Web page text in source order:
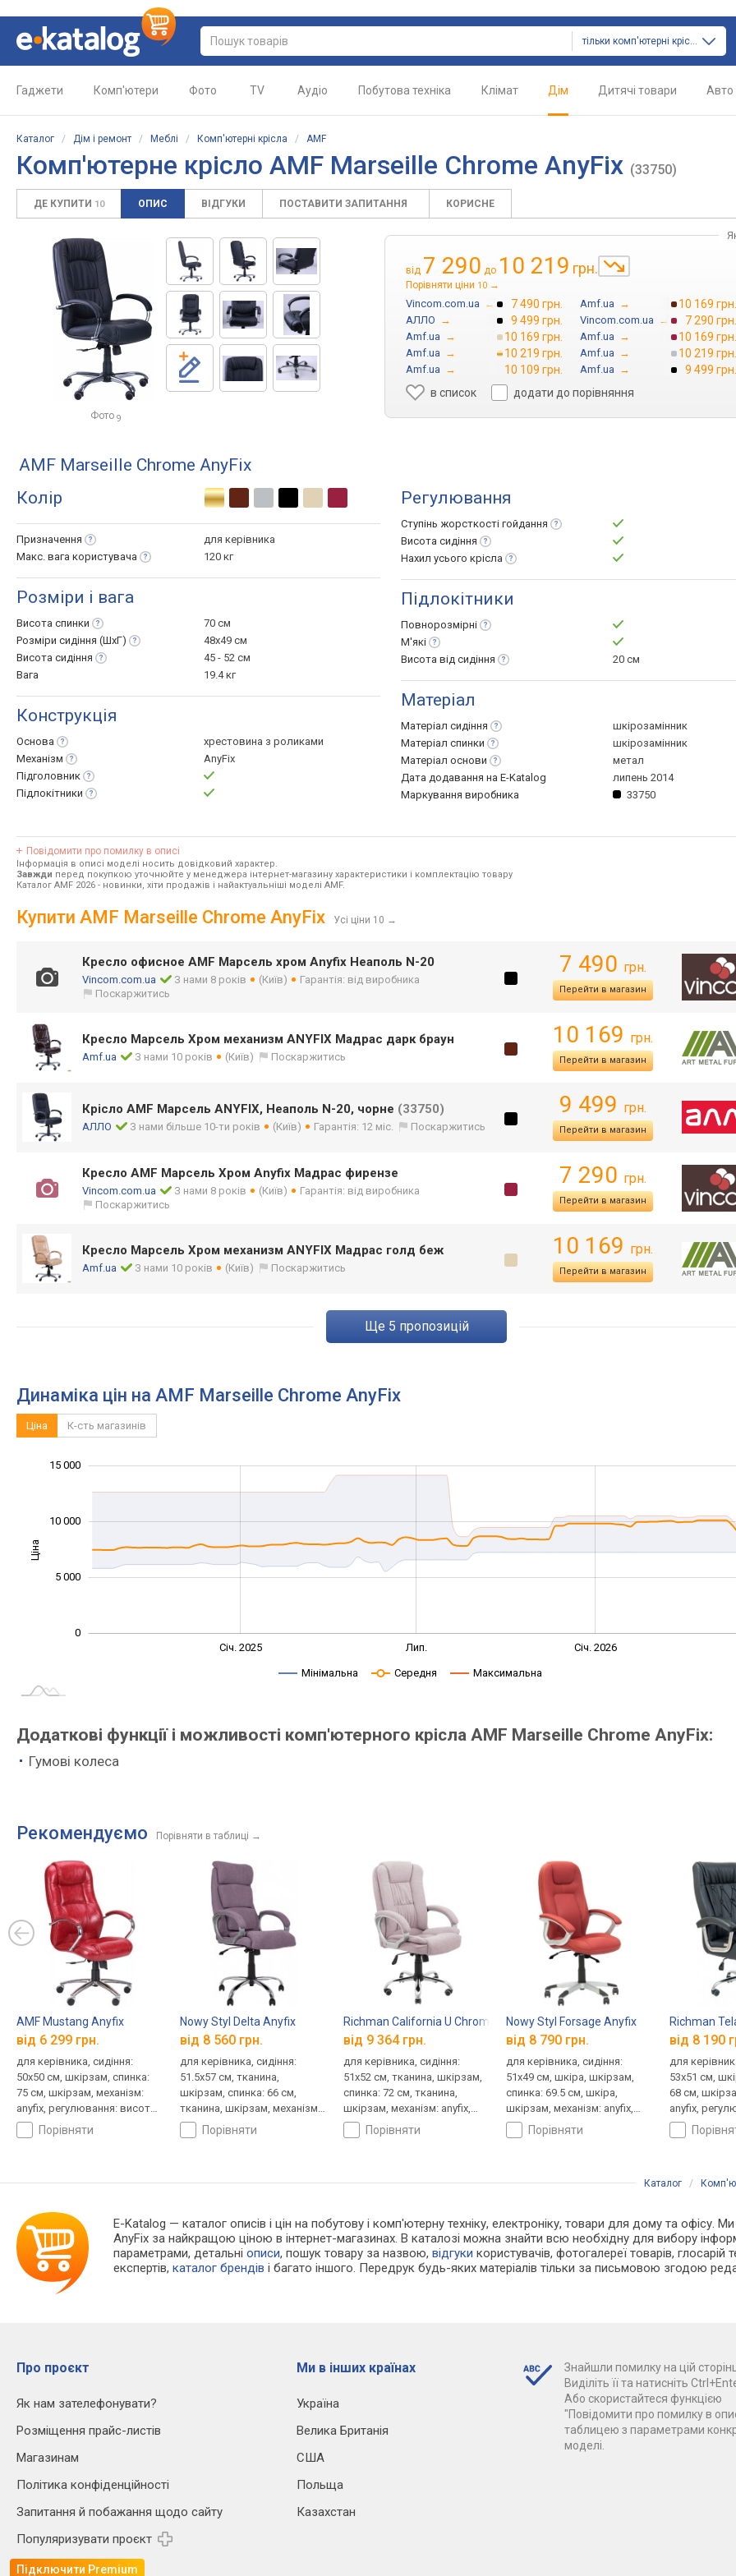
тільки комп'ютерні крісла
Гаджети Комп'ютери Фото TV Аудіо Побутова техніка Клімат Дім Дитячі товари Авто
Каталог / Дім і ремонт / Меблі / Комп'ютерні крісла / AMF
Комп'ютерне крісло AMF Marseille Chrome AnyFix (33750)
ДЕ КУПИТИ 10 ОПИС ВІДГУКИ ПОСТАВИТИ ЗАПИТАННЯ КОРИСНЕ
Фото 9
від 7 290 до 10 219 грн.
Порівняти ціни 10 →
Vincom.com.ua → 7 490 грн. Amf.ua → 10 169 грн.
АЛЛО → 9 499 грн. Vincom.com.ua → 7 290 грн.
Amf.ua → 10 169 грн. Amf.ua → 10 169 грн.
Amf.ua → 10 219 грн. Amf.ua → 10 219 грн.
Amf.ua → 10 109 грн. Amf.ua →
9 499 грн.
в список
додати до порівняння
AMF Marseille Chrome AnyFix
Колір
Призначення
для керівника
Макс. вага користувача 120 кг
Розміри і вага
Висота спинки
70 см
Розміри сидіння (ШхГ)
48x49 см
Висота сидіння
45 - 52 см
Вага
19.4 кг
Конструкція
Основа
хрестовина з роликами
Механізм
AnyFix
Підголовник
Підлокітники
Регулювання
Ступінь жорсткості гойдання
Висота сидіння
Нахил усього крісла
Підлокітники
Повнорозмірні
М'які
Висота від сидіння 20 см
Матеріал
Матеріал сидіння
шкірозамінник
Матеріал спинки
шкірозамінник
Матеріал основи
метал
Дата додавання на E-Katalog
липень 2014
Маркування виробника
33750
Повідомити про помилку в описі
Інформація в описі моделі носить довідковий характер.
Завжди перед покупкою уточнюйте у менеджера інтернет-магазину характеристики і комплектацію товару
Каталог AMF 2026 - новинки, хіти продажів і найактуальніші моделі AMF.
Купити AMF Marseille Chrome AnyFix Усі ціни 10 →
Кресло офисное AMF Марсель хром Anyfix Неаполь N-20
Vincom.com.ua З нами 8 років (Київ)
Гарантія: від виробника
Поскаржитись
7 490 грн.
Перейти в магазин
Кресло Марсель Хром механизм ANYFIX Мадрас дарк браун
Amf.ua З нами 10 років (Київ) Поскаржитись
10 169 грн.
Перейти в магазин
Крісло AMF Марсель ANYFIX, Неаполь N-20, чорне (33750)
АЛЛО З нами більше 10-ти років (Київ) Гарантія: 12 міс. Поскаржитись
9 499 грн.
Перейти в магазин
Кресло AMF Марсель Хром Anyfix Мадрас фирензе
Vincom.com.ua З нами 8 років (Київ)
Гарантія: від виробника
Поскаржитись
7 290 грн.
Перейти в магазин
Кресло Марсель Хром механизм ANYFIX Мадрас голд беж
Amf.ua З нами 10 років (Київ) Поскаржитись
10 169 грн.
Перейти в магазин
ще 5 пропозицій
Динаміка цін на AMF Marseille Chrome AnyFix
Ціна К-сть магазинів
Ціна
0
10 000
15 000
5 000
Січ. 2025 Лип. Січ. 2026
Мінімальна Середня Максимальна
Додаткові функції і можливості комп'ютерного крісла AMF Marseille Chrome AnyFix:
Гумові колеса
Рекомендуємо Порівняти в таблиці →
AMF Mustang Anyfix
від 6 299 грн.
для керівника, сидіння:
50x50 см, шкірзам, спинка:
75 см, шкірзам, механізм:
anyfix, регулювання: висоти,
жорсткостіпорівняти
Nowy Styl Delta Anyfix
від 8 560 грн.
для керівника, сидіння:
51.5x57 см, тканина,
шкірзам, спинка: 66 см,
тканина, шкірзам, механізм:
anyfix, регулювання: висоти,
жорсткості
порівняти
Richman California U Chrome Anyfix
від 9 364 грн.
для керівника, сидіння:
51x52 см, тканина, шкірзам,
спинка: 72 см, тканина,
шкірзам, механізм: anyfix,
регулювання: нахилу,
висоти, жорсткості
порівняти
Nowy Styl Forsage Anyfix
від 8 790 грн.
для керівника, сидіння:
51x49 см, шкіра, шкірзам,
спинка: 69.5 см, шкіра,
шкірзам, механізм: anyfix,
регулювання: висоти,
жорсткості
порівняти
Richman
від 8 190
для
53x51 см,
68 см,
anyfix,
жорсткості
Каталог /
E-Katalog — каталог описів і цін на побутову і комп'ютерну техніку, електроніку, товари для дому та
AnyFix за найкращою ціною в інтернет-магазинах. В каталозі можна знайти всю необхідну для вибору
параметрами, детальніописи, пошук товару за назвою,відгуки користувачів, фотогалереї товарів, глосарій
експертів,каталог брендів і багато іншого. Передрук будь-яких матеріалів тільки за письмовою згодою
Про проєкт
Як нам зателефонувати?
Розміщення прайс-листів
Магазинам
Політика конфіденційності
Запитання й побажання щодо сайту
Популяризувати проєкт
Підключити Premium
Ми в інших країнах
Україна
Велика Британія
США
Польща
Казахстан
Знайшли помилку на цій
Виділіть її та натисніть
Або скористайтеся функцією
"Повідомити про помилку в
таблицею з параметрами
моделі.